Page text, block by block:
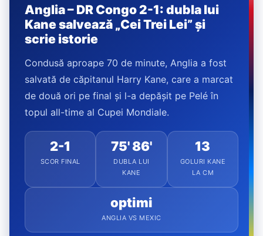
Anglia – DR Congo 2-1: dubla lui
Kane salvează „Cei Trei Lei” și
scrie istorie
Condusă aproape 70 de minute, Anglia a fost
salvată de căpitanul Harry Kane, care a marcat
de două ori pe final și l-a depășit pe Pelé în
topul all-time al Cupei Mondiale.
2-1
SCOR FINAL
75' 86'
DUBLA LUI
KANE
13
GOLURI KANE
LA CM
optimi
ANGLIA VS MEXIC